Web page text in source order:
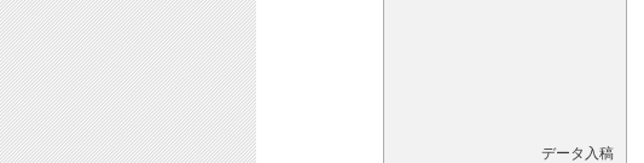
データ入稿